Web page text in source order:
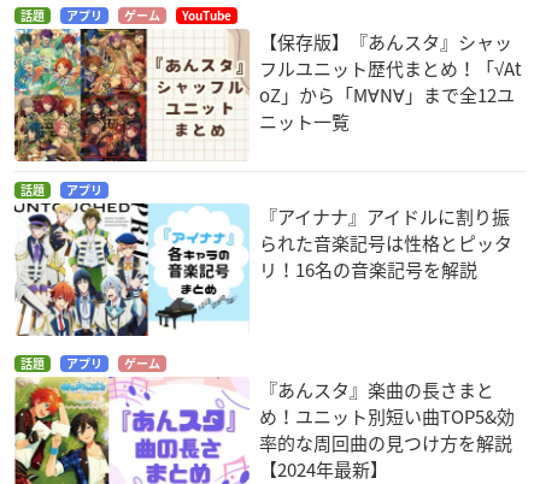
話題 アプリ ゲーム YouTube
【保存版】『あんスタ』シャッ
フルユニット歴代まとめ！「√At
oZ」から「M∀N∀」まで全12ユ
ニット一覧
話題 アプリ
『アイナナ』アイドルに割り振
られた音楽記号は性格とピッタ
リ！16名の音楽記号を解説
話題 アプリ ゲーム
『あんスタ』楽曲の長さまと
め！ユニット別短い曲TOP5&効
率的な周回曲の見つけ方を解説
【2024年最新】